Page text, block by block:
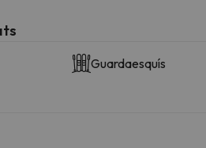
Guardaesquís